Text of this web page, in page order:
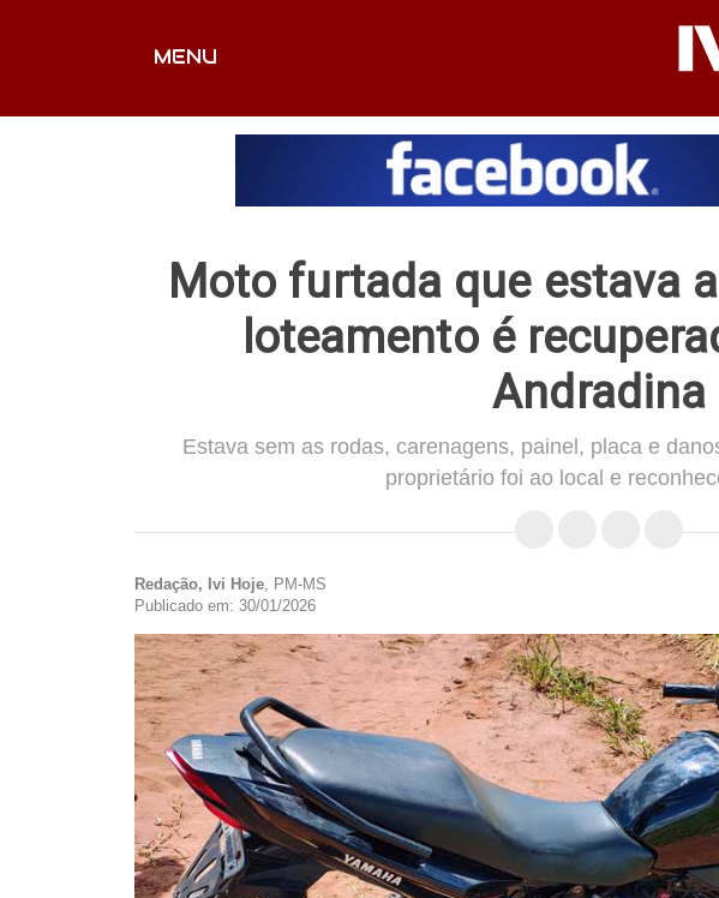
MENU
Moto furtada que estava
loteamento é
Andradina
Estava sem as rodas, carenagens, painel, placa e
proprietário foi ao local e
Redação, Ivi Hoje, PM-MS
Publicado em: 30/01/2026